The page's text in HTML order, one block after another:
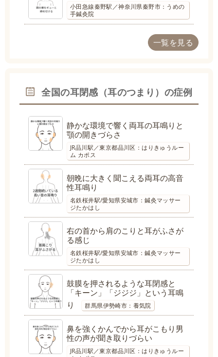
小田急線秦野駅／神奈川県秦野市：うめの
手鍼灸院
一覧を見る
全国の耳閉感（耳のつまり）の症例
静かな環境で響く両耳の耳鳴りと
顎の開きづらさ
JR品川駅／東京都品川区：はりきゅうルー
ム カポス
朝晩に大きく聞こえる両耳の高音
性耳鳴り
名鉄桜井駅/愛知県安城市：鍼灸マッサー
ジたかはし
右の首から肩のこりと耳がふさが
る感じ
名鉄桜井駅/愛知県安城市：鍼灸マッサー
ジたかはし
鼓膜を押されるような耳閉感と
「キーン」「ジジジ」という耳鳴
り
群馬県伊勢崎市：養気院
鼻を強くかんでから耳がこもり男
性の声が聞き取りづらい
JR品川駅／東京都品川区：はりきゅうルー